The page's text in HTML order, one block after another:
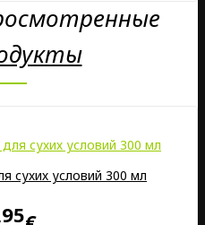
сухих условий 300 мл
95